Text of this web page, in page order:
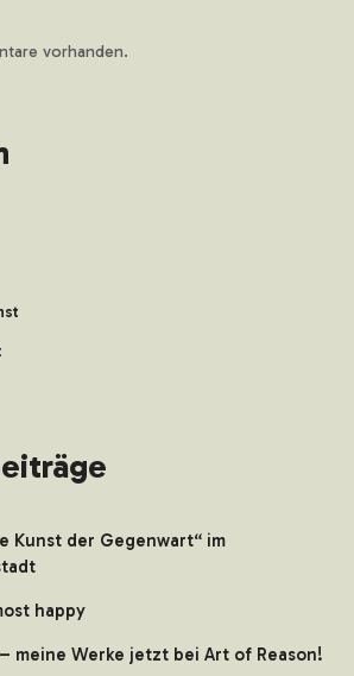
vorhanden.
Kunst der Gegenwart“ im
happy
meine Werke jetzt bei Art of Reason!